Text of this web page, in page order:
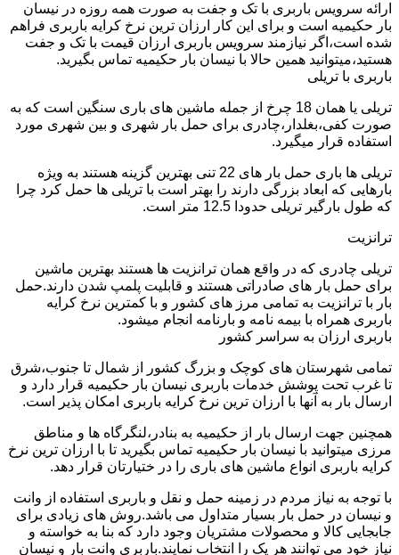
ارائه سرویس باربری با تک و جفت به صورت همه روزه در نیسان
بار حکیمیه است و برای این کار ارزان ترین نرخ کرایه باربری فراهم
شده است،اگر نیازمند سرویس باربری ارزان قیمت با تک و جفت
هستید،میتوانید همین حالا با نیسان بار حکیمیه تماس بگیرید.
باربری با تریلی
تریلی یا همان 18 چرخ از جمله ماشین های باری سنگین است که به
صورت کفی،بغلدار،چادری برای حمل بار شهری و بین شهری مورد
استفاده قرار میگیرد.
تریلی ها باری حمل بار های 22 تنی بهترین گزینه هستند به ویژه
بارهایی که ابعاد بزرگی دارند را بهتر است با تریلی ها حمل کرد چرا
که طول بارگیر تریلی حدودا 12.5 متر است.
ترانزیت
تریلی چادری که در واقع همان ترانزیت ها هستند بهترین ماشین
برای حمل بار های صادراتی هستند و قابلیت پلمپ شدن دارند.حمل
بار با ترانزیت به تمامی مرز های کشور و با کمترین نرخ کرایه
باربری همراه با بیمه نامه و بارنامه انجام میشود.
باربری ارزان به سراسر کشور
تمامی شهرستان های کوچک و بزرگ کشور از شمال تا جنوب،شرق
تا غرب تحت پوشش خدمات باربری نیسان بار حکیمیه قرار دارد و
ارسال بار به آنها با ارزان ترین نرخ کرایه باربری امکان پذیر است.
همچنین جهت ارسال بار از حکیمیه به بنادر،لنگرگاه ها و مناطق
مرزی میتوانید با نیسان بار حکیمیه تماس بگیرید تا با ارزان ترین نرخ
کرایه باربری انواع ماشین های باری را در ختیارتان قرار دهد.
با توجه به نیاز مردم در زمینه حمل و نقل و باربری استفاده از وانت
و نیسان در حمل بار بسیار متداول می باشد.روش های زیادی برای
جابجایی کالا و محصولات مشتریان وجود دارد که بنا به خواسته و
نیاز خود می توانند هر یک را انتخاب نمایند.باربری وانت بار و نیسان